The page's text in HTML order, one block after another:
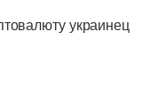
украинец